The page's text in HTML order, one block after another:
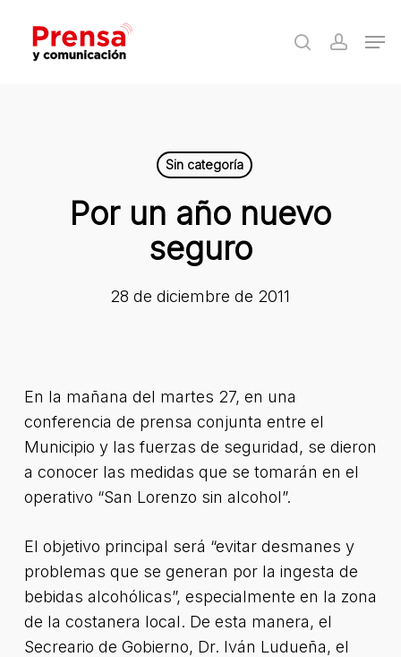
main
search
Sin categoría
Por un año nuevo
seguro
28 de diciembre de 2011
En la mañana del martes 27, en una
conferencia de prensa conjunta entre el
Municipio y las fuerzas de seguridad, se dieron
a conocer las medidas que se tomarán en el
operativo “San Lorenzo sin alcohol”.
El objetivo principal será “evitar desmanes y
problemas que se generan por la ingesta de
bebidas alcohólicas”, especialmente en la zona
de la costanera local. De esta manera, el
Secreario de Gobierno, Dr. Iván Ludueña, el